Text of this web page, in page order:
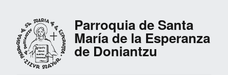
Parroquia de Santa
María de la Esperanza
de Doniantzu